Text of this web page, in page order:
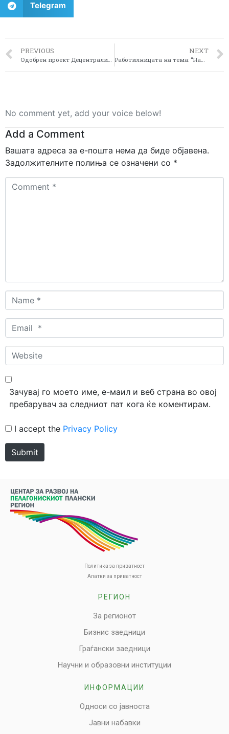
Telegram
PREVIOUS NEXT
No comment yet, add your voice below!
Add a Comment
Вашата адреса за е-пошта нема да биде објавена.
Задолжителните полиња се означени со *
Comment
Name
*
Email
*
Website
Зачувај го моето име, е-маил и веб страна во овој
пребарувач за следниот пат кога ќе коментирам.
I accept the Privacy Policy
Submit
Политика за приватност
Алатки за приватност
РЕГИОН
За регионот
Бизнис заедници
Граѓански заедници
Научни и образовни институции
ИНФОРМАЦИИ
Односи со јавноста
Јавни набавки